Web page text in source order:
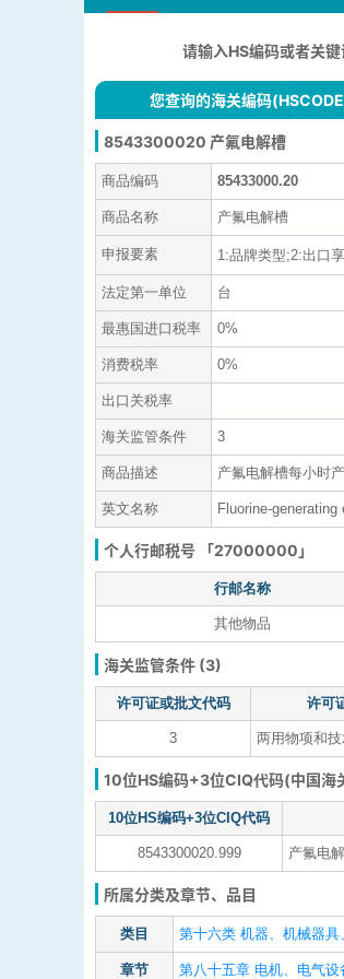
请输入HS编码或者关键
您查询的海关编码
8543300020 产氟电解槽
商品编码 85433000.20
商品名称 产氟电解槽
申报要素 1:品牌类型;2:出口
法定第一单位 台
最惠国进口税率 0%
消费税率 0%
出口关税率
海关监管条件 3
商品描述 产氟电解槽每小时
英文名称 Fluorine-
个人行邮税号 「27000000」
行邮名称
其他物品
海关监管条件 (3)
许可证或批文代码 许可
3 两用物项和
10位HS编码+3位CIQ代码(中国海
10位HS编码+3位CIQ代码
8543300020.999 产氟电
所属分类及章节、品目
类目 第十六类 机器、机械器具
章节 第八十五章 电机、电气